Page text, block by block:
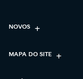
NOVOS
MAPA DO SITE